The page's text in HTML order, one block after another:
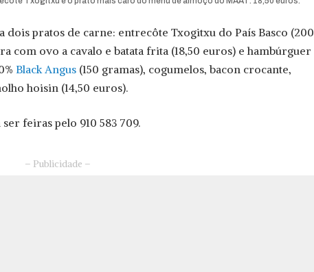
dois pratos de carne: entrecôte Txogitxu do País Basco (200
com ovo a cavalo e batata frita (18,50 euros) e hambúrguer
Black Angus (150 gramas), cogumelos, bacon crocante,
hoisin (14,50 euros).
feiras pelo 910 583 709.
– Publicidade –